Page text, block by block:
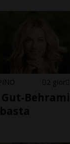
2 gior
Behrami